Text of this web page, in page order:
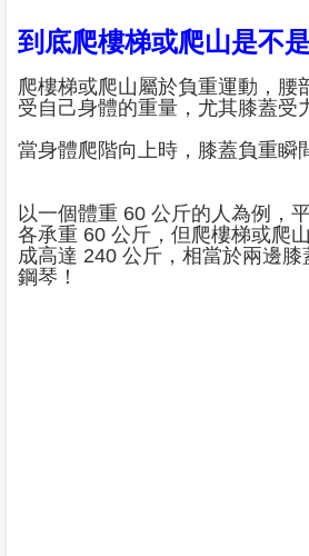
到底爬樓梯或爬山是不
爬樓梯或爬山屬於負重運動，腰
受自己身體的重量，尤其膝蓋受
當身體爬階向上時，膝蓋負重瞬
以一個體重 60 公斤的人為例，
各承重 60 公斤，但爬樓梯或爬
成高達 240 公斤，相當於兩邊
鋼琴！